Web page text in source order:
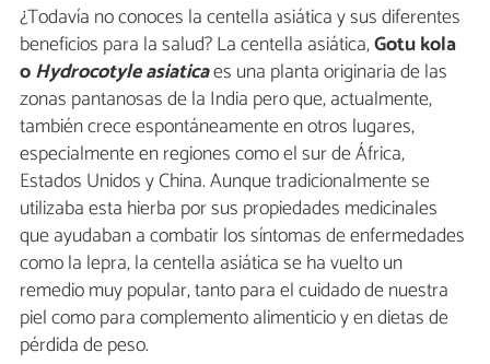
¿Todavía no conoces la centella asiática y sus diferentes
beneficios para la salud? La centella asiática,Gotu kola
oHydrocotyle asiaticaes una planta originaria de las
zonas pantanosas de la India pero que, actualmente,
también crece espontáneamente en otros lugares,
especialmente en regiones como el sur de África,
Estados Unidos y China. Aunque tradicionalmente se
utilizaba esta hierba por sus propiedades medicinales
que ayudaban a combatir los síntomas de enfermedades
como la lepra, la centella asiática se ha vuelto un
remedio muy popular, tanto para el cuidado de nuestra
piel como para complemento alimenticio y en dietas de
pérdida de peso.